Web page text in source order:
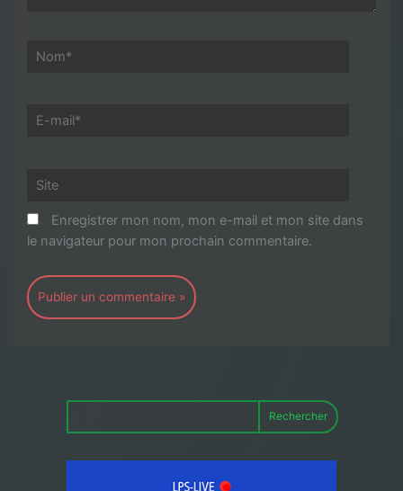
Nom*
E-
Site
Enregistrer mon nom, mon e-mail et mon site dans
le navigateur pour mon prochain commentaire.
Rechercher